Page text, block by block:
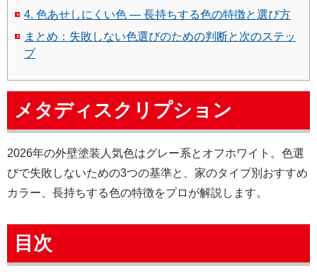
4. 色あせしにくい色 — 長持ちする色の特徴と選び方
まとめ：失敗しない色選びのための判断と次のステッ
プ
メタディスクリプション
2026年の外壁塗装人気色はグレー系とオフホワイト。色選
びで失敗しないための3つの基準と、家のタイプ別おすすめ
カラー、長持ちする色の特徴をプロが解説します。
目次